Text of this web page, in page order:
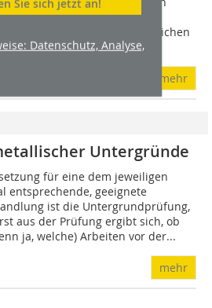
Sie sich jetzt an!
Datenschutz, Analyse,
farbiger Lehm-
Die hierfür erforderlichen
Lehm und Ton sind...
mehr
Untergründe
für eine dem jeweiligen
entsprechende, geeignete
ist die Untergrundprüfung,
aus der Prüfung ergibt sich, ob
ja, welche) Arbeiten vor der...
mehr